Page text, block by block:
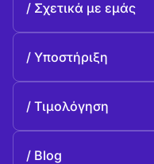
Σχετικά με εμάς
Ιστορία
Υποστήριξη
Επικοινωνία
Τιμολόγηση
Blog